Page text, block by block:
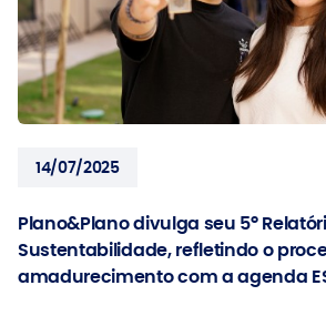
14/07/2025
Plano&Plano divulga seu 5º
Sustentabilidade, refletindo o
amadurecimento com a agenda